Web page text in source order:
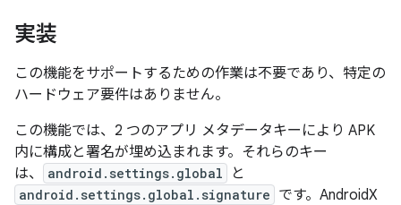
実装
この機能をサポートするための作業は不要であり、特定の
ハードウェア要件はありません。
この機能では、2 つのアプリ メタデータキーにより APK
内に構成と署名が埋め込まれます。それらのキー
は、
android.settings.global と
android.settings.global.signature です。AndroidX